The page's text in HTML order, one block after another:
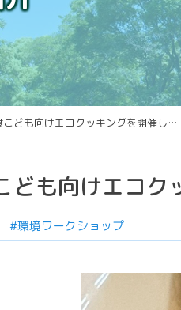
こども向けエコクッキングを開催し…
ども向けエコ
#環境ワークショップ